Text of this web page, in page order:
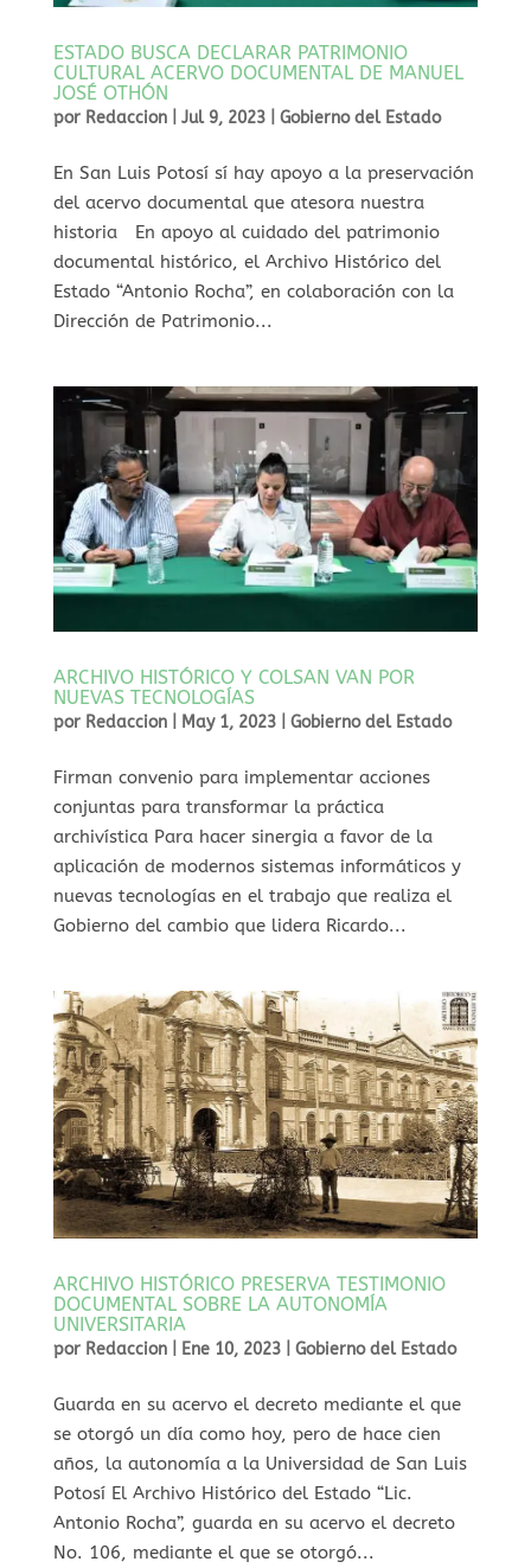
ESTADO BUSCA DECLARAR PATRIMONIO
CULTURAL ACERVO DOCUMENTAL DE MANUEL
JOSÉ OTHÓN
por Redaccion| Jul 9, 2023| Gobierno del Estado
En San Luis Potosí sí hay apoyo a la preservación
del acervo documental que atesora nuestra
historia En apoyo al cuidado del patrimonio
documental histórico, el Archivo Histórico del
Estado “Antonio Rocha”, en colaboración con la
Dirección de Patrimonio...
ARCHIVO HISTÓRICO Y COLSAN VAN POR
NUEVAS TECNOLOGÍAS
por Redaccion| May 1, 2023| Gobierno del Estado
Firman convenio para implementar acciones
conjuntas para transformar la práctica
archivística Para hacer sinergia a favor de la
aplicación de modernos sistemas informáticos y
nuevas tecnologías en el trabajo que realiza el
Gobierno del cambio que lidera Ricardo...
ARCHIVO HISTÓRICO PRESERVA TESTIMONIO
DOCUMENTAL SOBRE LA AUTONOMÍA
UNIVERSITARIA
por Redaccion| Ene 10, 2023| Gobierno del Estado
Guarda en su acervo el decreto mediante el que
se otorgó un día como hoy, pero de hace cien
años, la autonomía a la Universidad de San Luis
Potosí El Archivo Histórico del Estado “Lic.
Antonio Rocha”, guarda en su acervo el decreto
No. 106, mediante el que se otorgó...